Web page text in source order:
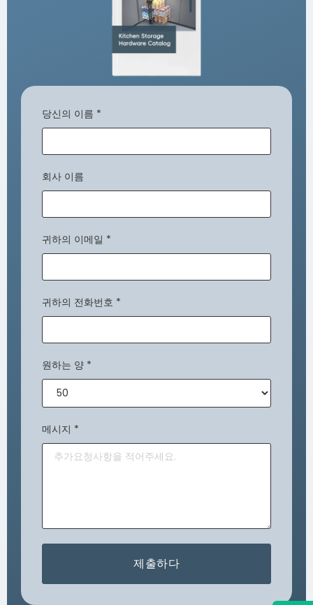
당신의 이름 *
회사 이름
귀하의 이메일 *
귀하의 전화번호 *
원하는 양 *
메시지 *
제출하다